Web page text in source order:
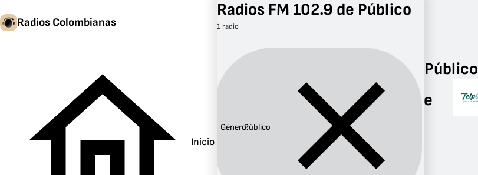
Radios Colombianas
Inicio
FM 102.9
Radios FM 102.9 de Público
Radios FM 102.9 de
Público
Radios FM 102.9 de Público
1 radio
Género:Público